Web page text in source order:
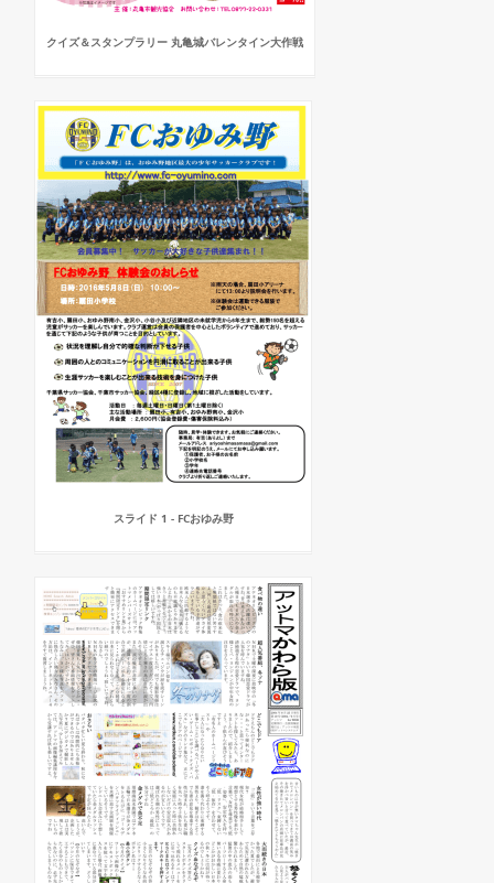
クイズ＆スタンプラリー 丸亀城バレンタイン大作戦
スライド 1 - FCおゆみ野